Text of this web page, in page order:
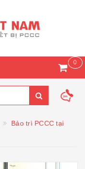
0
Bảo trì PCCC tại